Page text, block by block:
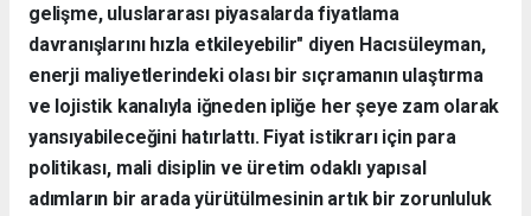
gelişme, uluslararası piyasalarda fiyatlama
davranışlarını hızla etkileyebilir" diyen Hacısüleyman,
enerji maliyetlerindeki olası bir sıçramanın ulaştırma
ve lojistik kanalıyla iğneden ipliğe her şeye zam olarak
yansıyabileceğini hatırlattı. Fiyat istikrarı için para
politikası, mali disiplin ve üretim odaklı yapısal
adımların bir arada yürütülmesinin artık bir zorunluluk